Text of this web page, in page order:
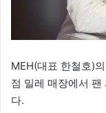
MEH(대표 한철호)
점 밀레 매장에서
다.